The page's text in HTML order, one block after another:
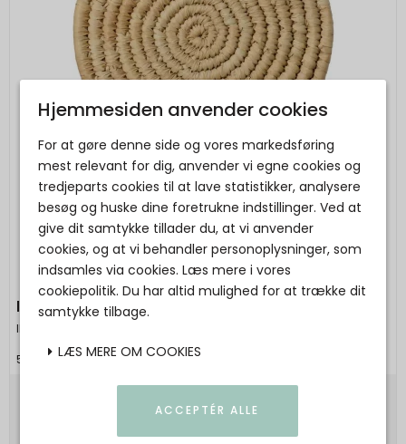
IB LAURSEN - Bordskåner
Ib Laursen
5709898388201
Vis produkt
Hjemmesiden anvender cookies
For at gøre denne side og vores markedsføring
mest relevant for dig, anvender vi egne cookies og
tredjeparts cookies til at lave statistikker, analysere
besøg og huske dine foretrukne indstillinger. Ved at
give dit samtykke tillader du, at vi anvender
cookies, og at vi behandler personoplysninger, som
indsamles via cookies. Læs mere i vores
cookiepolitik. Du har altid mulighed for at trække dit
samtykke tilbage.
LÆS MERE OM COOKIES
ACCEPTÉR ALLE